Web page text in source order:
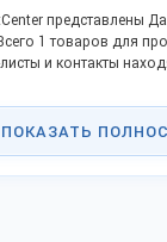
представлены
1 товаров для
и контакты
ПОКАЗАТЬ